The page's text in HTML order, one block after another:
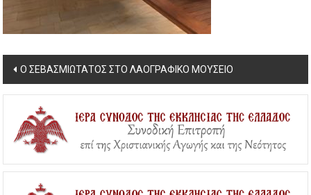
Post
navigation
Ο ΣΕΒΑΣΜΙΩΤΑΤΟΣ ΣΤΟ ΛΑΟΓΡΑΦΙΚΟ ΜΟΥΣΕΙΟ